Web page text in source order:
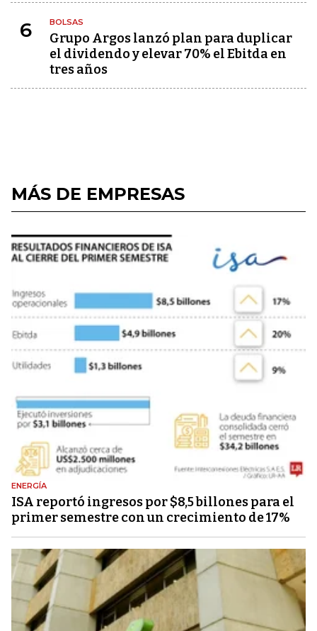
6 BOLSAS
Grupo Argos lanzó plan para duplicar
el dividendo y elevar 70% el Ebitda en
tres años
MÁS DE EMPRESAS
ENERGÍA
ISA reportó ingresos por $8,5 billones para el
primer semestre con un crecimiento de 17%